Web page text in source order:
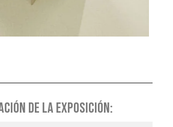
DE LA EXPOSICIÓN: